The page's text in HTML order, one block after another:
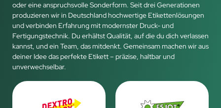
oder eine anspruchsvolle Sonderform. Seit drei Generationen
produzieren wir in Deutschland hochwertige Etikettenlösungen
und verbinden Erfahrung mit modernster Druck- und
Fertigungstechnik. Du erhältst Qualität, auf die du dich verlassen
kannst, und ein Team, das mitdenkt. Gemeinsam machen wir aus
deiner Idee das perfekte Etikett – präzise, haltbar und
unverwechselbar.